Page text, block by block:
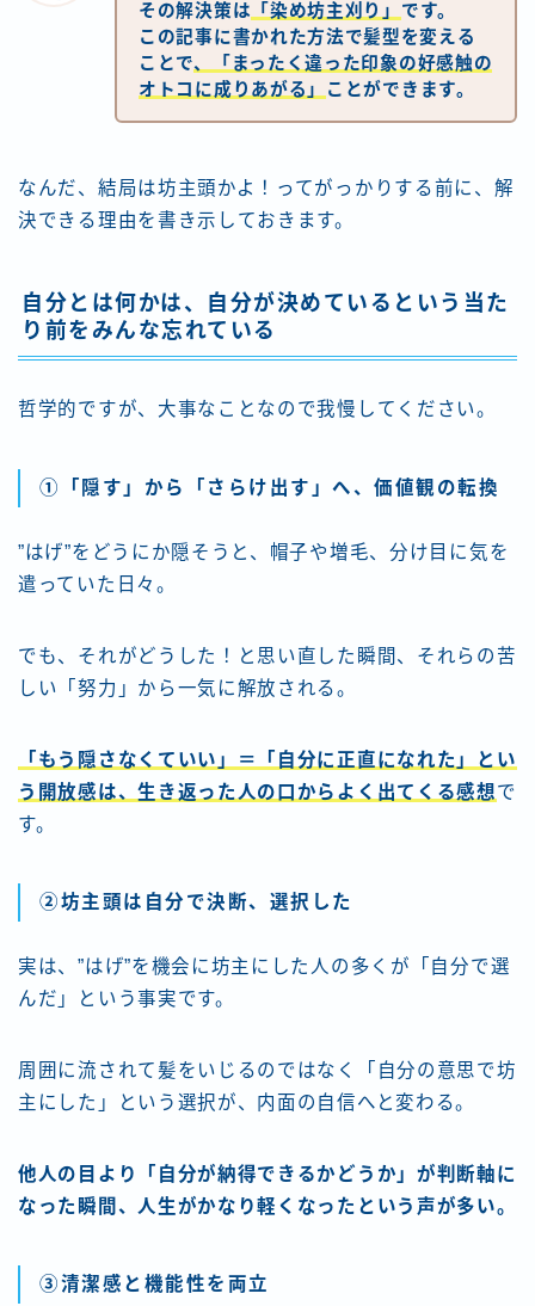
その解決策は 「染め坊主刈り」 です。
この記事に書かれた方法で髪型を変える
ことで、「まったく違った印象の好感触の
オトコに成りあがる」
ことができます。
なんだ、結局は坊主頭かよ！ってがっかりする前に、解
決できる理由を書き示しておきます。
自分とは何かは、自分が決めているという当た
り前をみんな忘れている
哲学的ですが、大事なことなので我慢してください。
①「隠す」から「さらけ出す」へ、価値観の転換
”はげ”をどうにか隠そうと、帽子や増毛、分け目に気を
遣っていた日々。
でも、それがどうした！と思い直した瞬間、それらの苦
しい「努力」から一気に解放される。
「もう隠さなくていい」＝「自分に正直になれた」とい
う開放感は、生き返った人の口からよく出てくる感想で
す。
②坊主頭は自分で決断、選択した
実は、”はげ”を機会に坊主にした人の多くが「自分で選
んだ」という事実です。
周囲に流されて髪をいじるのではなく「自分の意思で坊
主にした」という選択が、内面の自信へと変わる。
他人の目より「自分が納得できるかどうか」が判断軸に
なった瞬間、人生がかなり軽くなったという声が多い。
③清潔感と機能性を両立